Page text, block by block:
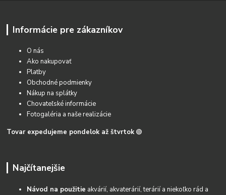
Informácie pre zákazníkov
O nás
Ako nakupovať
Platby
Obchodné podmienky
Nákup na splátky
Chovateľské informácie
Fotogaléria a naše realizácie
Tovar expedujeme pondelok až štvrtok 🟢
Najčítanejšie
Návod na použitie akvárií, akvaterárií, terárií a niekoľko rád a